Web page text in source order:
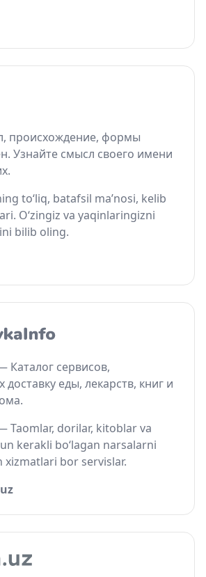
происхождение, формы
Узнайте смысл своего имени
to‘liq, batafsil ma’nosi, kelib
O‘zingiz va yaqinlaringizni
bilib oling.
Каталог сервисов,
еды, лекарств, книг и
Taomlar, dorilar, kitoblar va
kerakli bo‘lagan narsalarni
xizmatlari bor servislar.